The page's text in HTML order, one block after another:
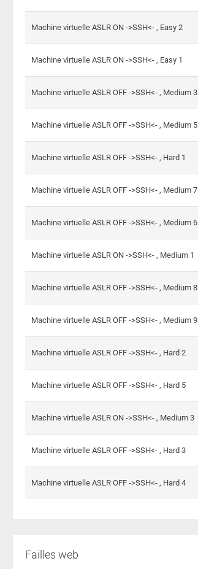
Machine virtuelle ASLR ON ->SSH<- , Easy 2
Machine virtuelle ASLR ON ->SSH<- , Easy 1
Machine virtuelle ASLR OFF ->SSH<- , Medium 3
Machine virtuelle ASLR OFF ->SSH<- , Medium 5
Machine virtuelle ASLR OFF ->SSH<- , Hard 1
Machine virtuelle ASLR OFF ->SSH<- , Medium 7
Machine virtuelle ASLR OFF ->SSH<- , Medium 6
Machine virtuelle ASLR ON ->SSH<- , Medium 1
Machine virtuelle ASLR OFF ->SSH<- , Medium 8
Machine virtuelle ASLR OFF ->SSH<- , Medium 9
Machine virtuelle ASLR OFF ->SSH<- , Hard 2
Machine virtuelle ASLR OFF ->SSH<- , Hard 5
Machine virtuelle ASLR ON ->SSH<- , Medium 3
Machine virtuelle ASLR OFF ->SSH<- , Hard 3
Machine virtuelle ASLR OFF ->SSH<- , Hard 4
Failles web